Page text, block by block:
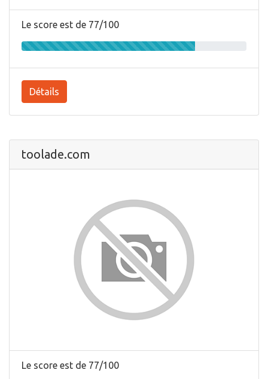
Le score est de 77/100
Détails
toolade.com
Le score est de 77/100